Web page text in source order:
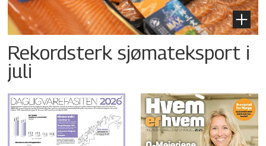
Rekordsterk sjømateksport i
juli